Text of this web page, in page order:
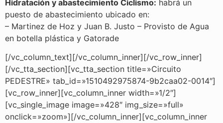
Hidratación y abastecimiento Ciclismo: habrá un
puesto de abastecimiento ubicado en:
– Martinez de Hoz y Juan B. Justo – Provisto de Agua
en botella plástica y Gatorade
[/vc_column_text][/vc_column_inner][/vc_row_inner]
[/vc_tta_section][vc_tta_section title=»Circuito
PEDESTRE» tab_id=»1510492975874-9b2caa02-0014″]
[vc_row_inner][vc_column_inner width=»1/2″]
[vc_single_image image=»428″ img_size=»full»
onclick=»zoom»][/vc_column_inner][vc_column_inner